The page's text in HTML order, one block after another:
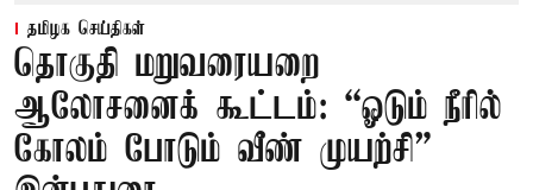
தமிழக செய்திகள்
தொகுதி மறுவரையறை
ஆலோசனைக் கூட்டம்: “ஓடும் நீரில்
கோலம் போடும் வீண் முயற்சி” –